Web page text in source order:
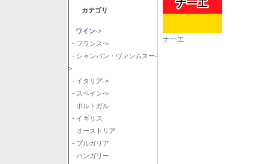
カテゴリ
ワイン->
- フランス->
- シャンパン・ヴァンムスー-
>
- イタリア->
- スペイン->
- ポルトガル
- イギリス
- オーストリア
- ブルガリア
- ハンガリー
ナーエ